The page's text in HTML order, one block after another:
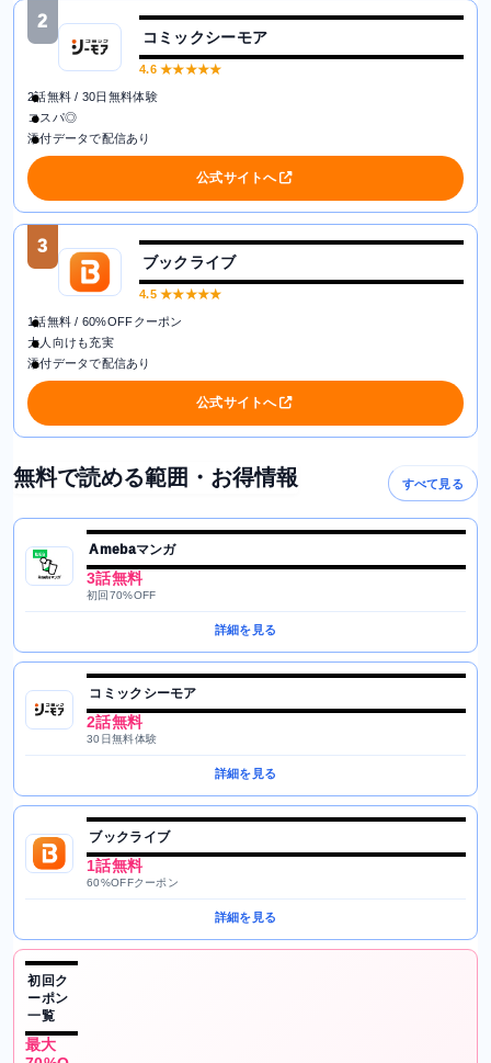
2
コミックシーモア
4.6★★★★★
2話無料 / 30日無料体験
コスパ◎
添付データで配信あり
公式サイトへ
3
ブックライブ
4.5★★★★★
1話無料 / 60%OFFクーポン
大人向けも充実
添付データで配信あり
公式サイトへ
無料で読める範囲・お得情報 すべて見る
Amebaマンガ
3話無料
初回70%OFF
詳細を見る
コミックシーモア
2話無料
30日無料体験
詳細を見る
ブックライブ
1話無料
60%OFFクーポン
詳細を見る
初回ク
ーポン
一覧
最大